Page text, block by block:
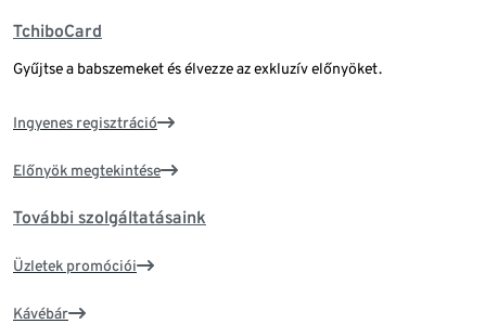
TchiboCard
Gyűjtse a babszemeket és élvezze az exkluzív előnyöket.
Ingyenes regisztráció
Előnyök megtekintése
További szolgáltatásaink
Üzletek promóciói
Kávébár